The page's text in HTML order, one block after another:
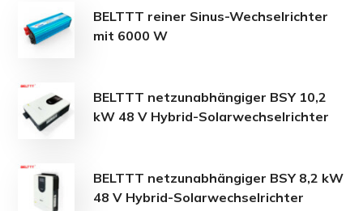
BELTTT reiner Sinus-Wechselrichter
mit 6000 W
BELTTT netzunabhängiger BSY 10,2
kW 48 V Hybrid-Solarwechselrichter
BELTTT netzunabhängiger BSY 8,2 kW
48 V Hybrid-Solarwechselrichter